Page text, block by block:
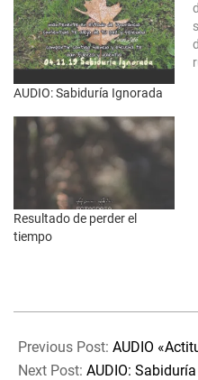
AUDIO: Sabiduría Ignorada
Resultado de perder el
tiempo
11-
04
Previous Post: AUDIO
Next Post: AUDIO: